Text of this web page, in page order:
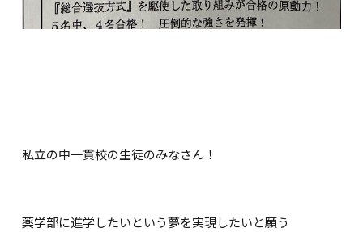
私立の中一貫校の生徒のみなさん！
薬学部に進学したいという夢を実現したいと願う